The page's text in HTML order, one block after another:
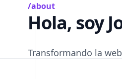
/about
Hola, soy
Transformando la